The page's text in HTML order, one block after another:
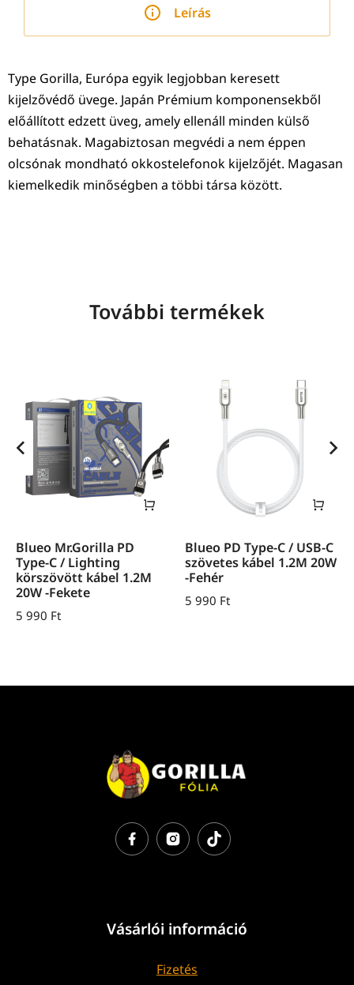
Leírás
Type Gorilla, Európa egyik legjobban keresett
kijelzővédő üvege. Japán Prémium komponensekből
előállított edzett üveg, amely ellenáll minden külső
behatásnak. Magabiztosan megvédi a nem éppen
olcsónak mondható okkostelefonok kijelzőjét. Magasan
kiemelkedik minőségben a többi társa között.
További termékek
Blueo Mr.Gorilla PD
Type-C / Lighting
körszövött kábel 1.2M
20W -Fekete
5 990 Ft
Blueo PD Type-C / USB-C
szövetes kábel 1.2M 20W
-Fehér
5 990 Ft
Vásárlói információ
Fizetés